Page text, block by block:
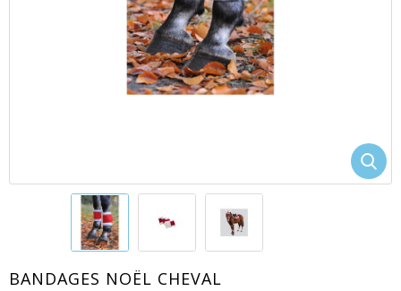
BANDAGES NOËL CHEVAL